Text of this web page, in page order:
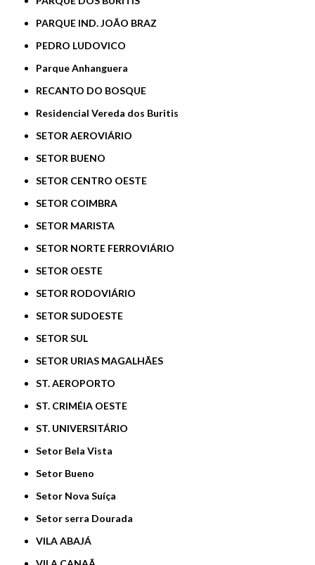
PARQUE IND. JOÃO BRAZ
PEDRO LUDOVICO
Parque Anhanguera
RECANTO DO BOSQUE
Residencial Vereda dos Buritis
SETOR AEROVIÁRIO
SETOR BUENO
SETOR CENTRO OESTE
SETOR COIMBRA
SETOR MARISTA
SETOR NORTE FERROVIÁRIO
SETOR OESTE
SETOR RODOVIÁRIO
SETOR SUDOESTE
SETOR SUL
SETOR URIAS MAGALHÃES
ST. AEROPORTO
ST. CRIMÉIA OESTE
ST. UNIVERSITÁRIO
Setor Bela Vista
Setor Bueno
Setor Nova Suíça
Setor serra Dourada
VILA ABAJÁ